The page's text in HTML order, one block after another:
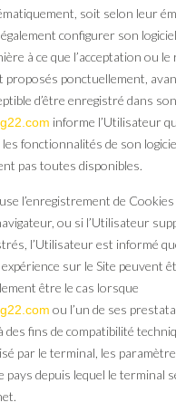
soit selon leur
configurer son
à ce que l’acceptation ou le
proposés ponctuellement,
d’être enregistré dans
informe l’Utilisateur
les fonctionnalités de son
pas toutes disponibles.
l’enregistrement de
ou si l’Utilisateur
l’Utilisateur est informé
sur le Site peuvent
être le cas lorsque
ou l’un de ses
des fins de compatibilité
par le terminal, les
pays depuis lequel le terminal